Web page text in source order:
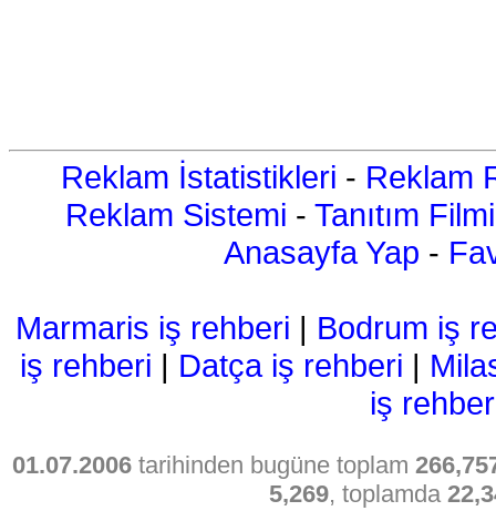
Reklam İstatistikleri - Reklam
Reklam Sistemi - Tanıtım Filmi
Anasayfa Yap -
Marmaris iş rehberi | Bodrum iş
iş rehberi | Datça iş rehberi |
iş
01.07.2006 tarihinden bugüne toplam
5,269, toplamda